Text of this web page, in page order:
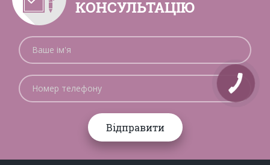
КОНСУЛЬТАЦІЮ